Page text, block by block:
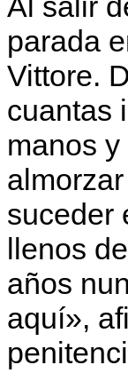
parada
Vittore.
cuantas
manos
suceder
llenos
años
aquí»,